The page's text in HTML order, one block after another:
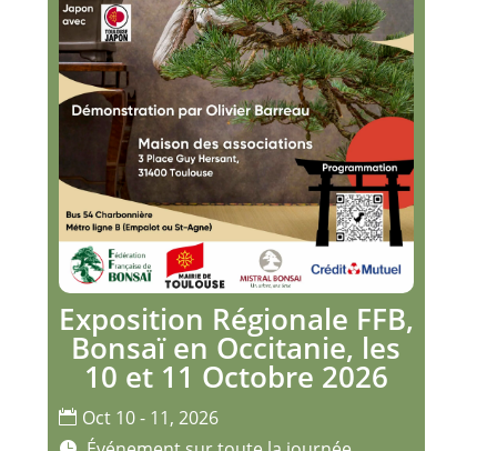
Exposition Régionale FFB,
Bonsaï en Occitanie, les
10 et 11 Octobre 2026
Oct 10 - 11, 2026